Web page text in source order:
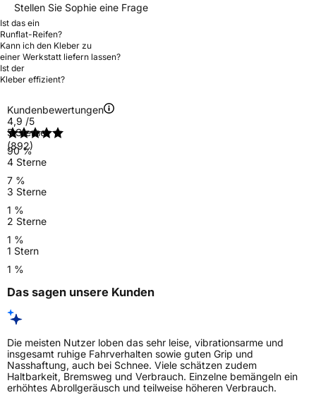
Stellen Sie Sophie eine Frage
Ist das ein
Runflat-Reifen?
Kann ich den Kleber zu
einer Werkstatt liefern lassen?
Ist der
Kleber effizient?
Kundenbewertungen
4,9 /5
(892)
5 Sterne
90 %
4 Sterne
7 %
3 Sterne
1 %
2 Sterne
1 %
1 Stern
1 %
Das sagen unsere Kunden
Die meisten Nutzer loben das sehr leise, vibrationsarme und
insgesamt ruhige Fahrverhalten sowie guten Grip und
Nasshaftung, auch bei Schnee. Viele schätzen zudem
Haltbarkeit, Bremsweg und Verbrauch. Einzelne bemängeln ein
erhöhtes Abrollgeräusch und teilweise höheren Verbrauch.